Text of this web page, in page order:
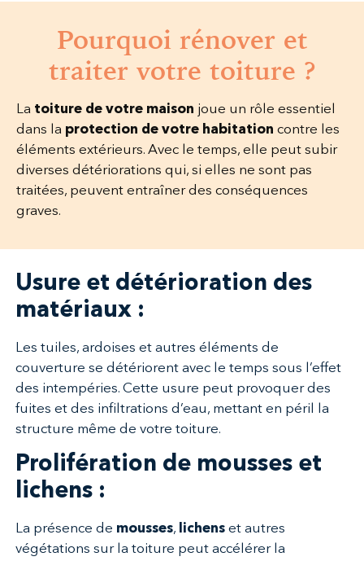
Pourquoi rénover et
traiter votre toiture ?
La toiture de votre maison joue un rôle essentiel
dans la protection de votre habitation contre les
éléments extérieurs. Avec le temps, elle peut subir
diverses détériorations qui, si elles ne sont pas
traitées, peuvent entraîner des conséquences
graves.
Usure et détérioration des
matériaux :
Les tuiles, ardoises et autres éléments de
couverture se détériorent avec le temps sous l’effet
des intempéries. Cette usure peut provoquer des
fuites et des infiltrations d’eau, mettant en péril la
structure même de votre toiture.
Prolifération de mousses et
lichens :
La présence de mousses, lichens et autres
végétations sur la toiture peut accélérer la